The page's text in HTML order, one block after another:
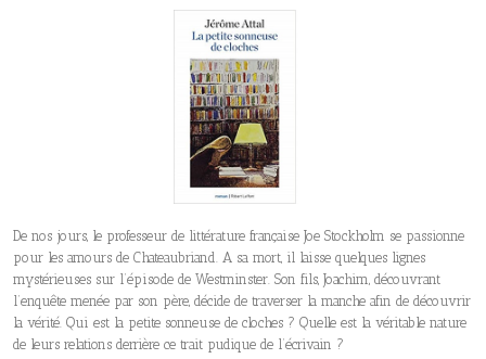
De nos jours, le professeur de littérature française Joe Stockholm se passionne
pour les amours de Chateaubriand. A sa mort, il laisse quelques lignes
mystérieuses sur l’épisode de Westminster. Son fils, Joachim, découvrant
l’enquête menée par son père, décide de traverser la manche afin de découvrir
la vérité. Qui est la petite sonneuse de cloches ? Quelle est la véritable nature
de leurs relations derrière ce trait pudique de l’écrivain ?